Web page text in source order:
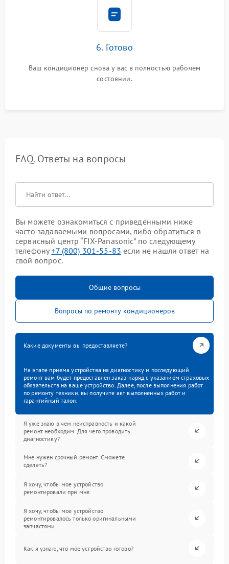
6. Готово
Ваш кондиционер снова у вас в полностью рабочем
состоянии.
FAQ. Ответы на вопросы
Вы можете ознакомиться с приведенными ниже
часто задаваемыми вопросами, либо обратиться в
сервисный центр “FIX-Panasonic” по следующему
телефону+7 (800) 301-55-83 если не нашли ответ на
свой вопрос.
Общие вопросы
Вопросы по ремонту кондиционеров
Какие документы вы предоставляете?
На этапе приема устройства на диагностику и последующий
ремонт вам будет предоставлен заказ-наряд с указанием страховых
обязательств на ваше устройство. Далее, после выполнения работ
по ремонту техники, вы получите акт выполненных работ и
гарантийный талон.
Я уже знаю в чем неисправность и какой
ремонт необходим. Для чего проводить
диагностику?
Мне нужен срочный ремонт. Сможете
сделать?
Я хочу, чтобы мое устройство
ремонтировали при мне.
Я хочу, чтобы мое устройство
ремонтировалось только оригинальными
запчастями.
Как я узнаю, что мое устройство готово?